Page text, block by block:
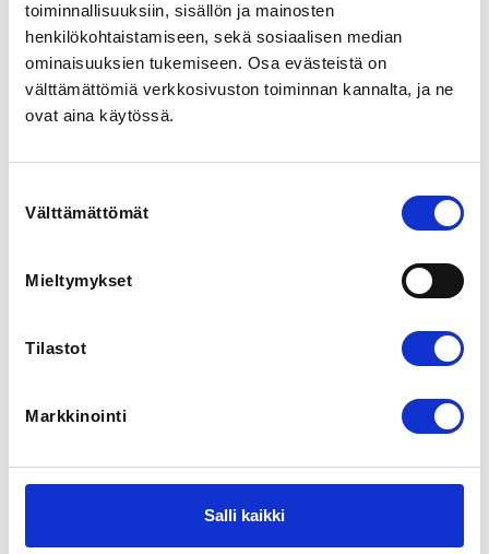
toiminnallisuuksiin, sisällön ja mainosten
henkilökohtaistamiseen, sekä sosiaalisen median
ominaisuuksien tukemiseen. Osa evästeistä on
välttämättömiä verkkosivuston toiminnan kannalta, ja ne
ovat aina käytössä.
valinta
Välttämättömät
Mieltymykset
Tilastot
Markkinointi
Salli kaikki
Ohjaaja:
Tatu Maunu  1.dan
Leiri on tarkoitettu kaikille Suomen Potkunyrkkeilyliiton
jäsenseurojen harrastajille, joilla on
HUOM! Leirille voi osallistua peruskurssilisenssillä,
mikäli on suorittamassa leirillä keltaisen vyön koetta.
peruskurssilisenssillä". Kyseinen ilmoittautuminen
Leirillä opetetaan toimivaa ja monipuolista
Varusteet: